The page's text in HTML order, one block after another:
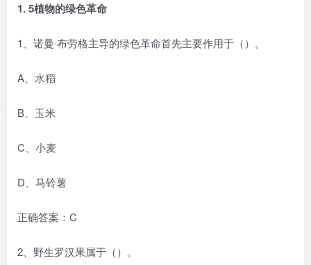
1.5植物的绿色革命
1、诺曼·布劳格主导的绿色革命首先主要作用于（）。
A、水稻
B、玉米
C、小麦
D、马铃薯
正确答案：C
2、野生罗汉果属于（）。